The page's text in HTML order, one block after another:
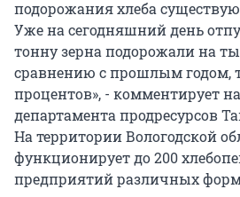
подорожания хлеба
Уже на сегодняшний день
тонну зерна подорожали на
сравнению с прошлым годом,
процентов», - комментирует
департамента продресурсов
На территории Вологодской
функционирует до 200
предприятий различных форм